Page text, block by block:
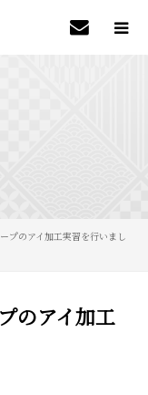
プのアイ加工実習を行いまし
のアイ加工